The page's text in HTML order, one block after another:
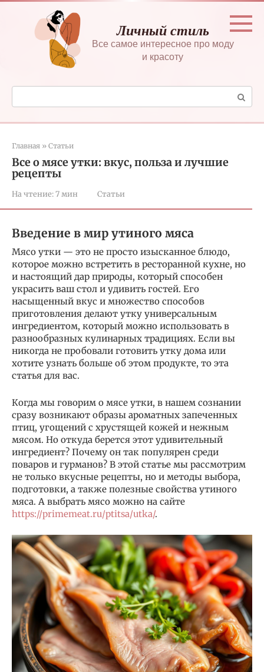
Перейти
контенту
Личный стиль
Все самое интересное про моду
и красоту
Поиск:
Главная » Статьи
Все о мясе утки: вкус, польза и лучшие
рецепты
На чтение:7 мин Статьи
Введение в мир утиного мяса
Мясо утки — это не просто изысканное блюдо,
которое можно встретить в ресторанной кухне, но
и настоящий дар природы, который способен
украсить ваш стол и удивить гостей. Его
насыщенный вкус и множество способов
приготовления делают утку универсальным
ингредиентом, который можно использовать в
разнообразных кулинарных традициях. Если вы
никогда не пробовали готовить утку дома или
хотите узнать больше об этом продукте, то эта
статья для вас.
Когда мы говорим о мясе утки, в нашем сознании
сразу возникают образы ароматных запеченных
птиц, угощений с хрустящей кожей и нежным
мясом. Но откуда берется этот удивительный
ингредиент? Почему он так популярен среди
поваров и гурманов? В этой статье мы рассмотрим
не только вкусные рецепты, но и методы выбора,
подготовки, а также полезные свойства утиного
мяса. А выбрать мясо можно на сайте
https://primemeat.ru/ptitsa/utka/.